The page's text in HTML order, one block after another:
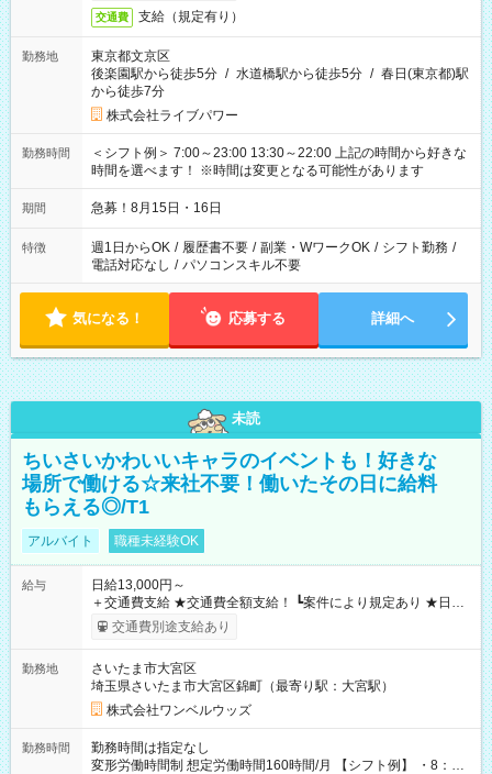
交通費 支給（規定有り）
勤務地
東京都文京区
後楽園駅から徒歩5分 / 水道橋駅から徒歩5分 / 春日(東京都)駅
から徒歩7分
株式会社ライブパワー
勤務時間
＜シフト例＞ 7:00～23:00 13:30～22:00 上記の時間から好きな
時間を選べます！ ※時間は変更となる可能性があります
期間 急募！8月15日・16日
特徴 週1日からOK / 履歴書不要 / 副業・WワークOK / シフト勤務 /
電話対応なし / パソコンスキル不要
気になる！ 応募する 詳細へ
未読
ちいさいかわいいキャラのイベントも！好きな
場所で働ける☆来社不要！働いたその日に給料
もらえる◎/T1
アルバイト 職種未経験OK
給与
日給13,000円～
＋交通費支給 ★交通費全額支給！ ┗案件により規定あり ★日払
いOK！（規定あり） ┗働いたその日に現金GET♪ お仕事後はコ
ンビニATMから 日払い分を引き落とせます！ 【試用期間】試
交通費別途支給あり
勤務地
さいたま市大宮区
埼玉県さいたま市大宮区錦町（最寄り駅：大宮駅）
株式会社ワンベルウッズ
勤務時間
勤務時間は指定なし
変形労働時間制 想定労働時間160時間/月 【シフト例】 ・8：00